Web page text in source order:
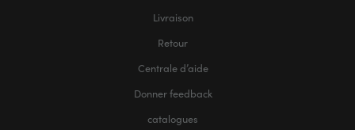
Livraison
Retour
Centrale d’aide
Donner feedback
catalogues